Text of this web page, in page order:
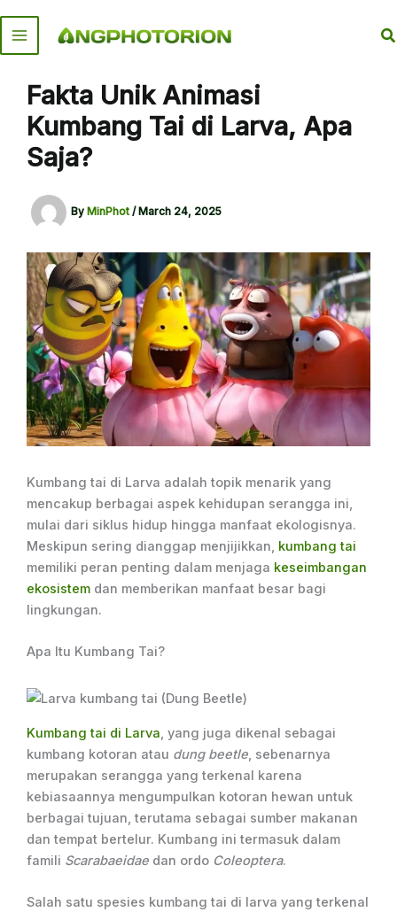
content
Fakta Unik Animasi
Kumbang Tai di Larva, Apa
Saja?
By MinPhot / March 24, 2025
Kumbang tai di Larva adalah topik menarik yang
mencakup berbagai aspek kehidupan serangga ini,
mulai dari siklus hidup hingga manfaat ekologisnya.
Meskipun sering dianggap menjijikkan, kumbang tai
memiliki peran penting dalam menjaga keseimbangan
ekosistem dan memberikan manfaat besar bagi
lingkungan.
Apa Itu Kumbang Tai?
Kumbang tai di Larva, yang juga dikenal sebagai
kumbang kotoran atau dung beetle, sebenarnya
merupakan serangga yang terkenal karena
kebiasaannya mengumpulkan kotoran hewan untuk
berbagai tujuan, terutama sebagai sumber makanan
dan tempat bertelur. Kumbang ini termasuk dalam
famili Scarabaeidae dan ordo Coleoptera.
Salah satu spesies kumbang tai di larva yang terkenal